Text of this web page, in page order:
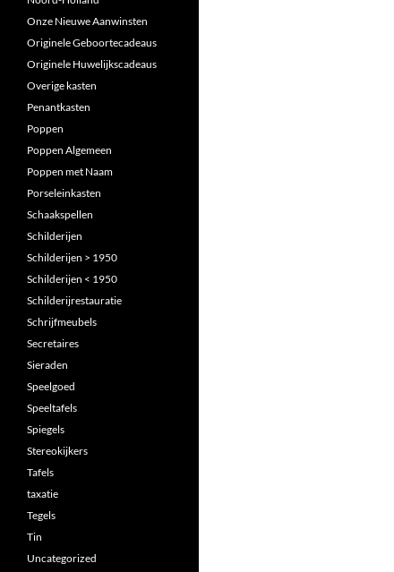
Onze Nieuwe Aanwinsten
Originele Geboortecadeaus
Originele Huwelijkscadeaus
Overige kasten
Penantkasten
Poppen
Poppen Algemeen
Poppen met Naam
Porseleinkasten
Schaakspellen
Schilderijen
Schilderijen > 1950
Schilderijen < 1950
Schilderijrestauratie
Schrijfmeubels
Secretaires
Sieraden
Speelgoed
Speeltafels
Spiegels
Stereokijkers
Tafels
taxatie
Tegels
Tin
Uncategorized